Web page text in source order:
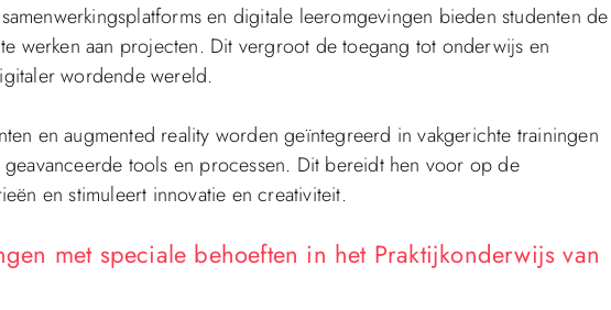
en digitale leeromgevingen bieden studenten de
werken aan projecten. Dit vergroot de toegang tot onderwijs en
wordende wereld.
en augmented reality worden geïntegreerd in vakgerichte trainingen
tools en processen. Dit bereidt hen voor op de
en stimuleert innovatie en creativiteit.
met speciale behoeften in het Praktijkonderwijs van